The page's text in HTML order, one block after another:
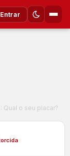
Entrar
Qual o seu placar?